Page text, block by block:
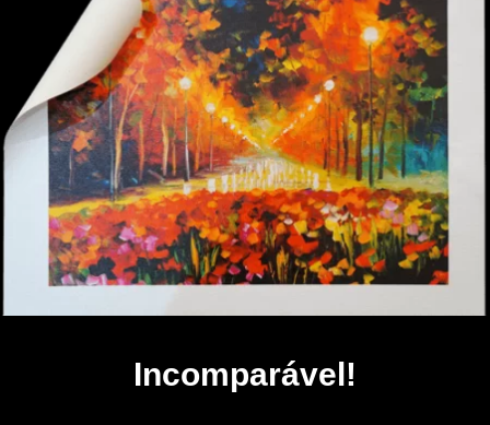
Incomparável!